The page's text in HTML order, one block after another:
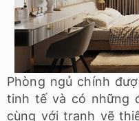
Phòng ngủ chính
tinh tế và có những
cùng với tranh vẽ